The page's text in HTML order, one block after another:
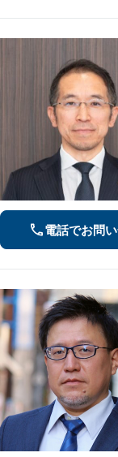
電話でお問